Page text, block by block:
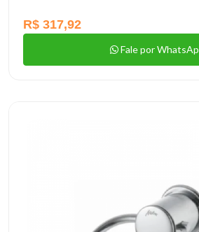
R$ 317,92
Fale por